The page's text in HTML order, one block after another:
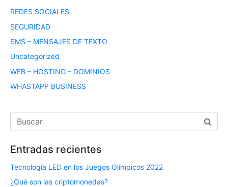
REDES SOCIALES
SEGURIDAD
SMS – MENSAJES DE TEXTO
Uncategorized
WEB – HOSTING – DOMINIOS
WHASTAPP BUSINESS
Entradas recientes
Tecnología LED en los Juegos Olímpicos 2022
¿Qué son las criptomonedas?